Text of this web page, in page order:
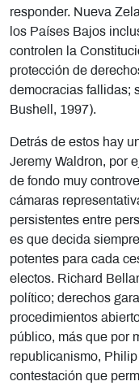
responder. Nueva
los Países Bajos
controlen la
protección de
democracias fallidas;
Bushell, 1997).
Detrás de estos hay
Jeremy Waldron, por
de fondo muy
cámaras
persistentes entre
es que decida
potentes para cada
electos. Richard
político; derechos
procedimientos
público, más que por
republicanismo,
contestación que